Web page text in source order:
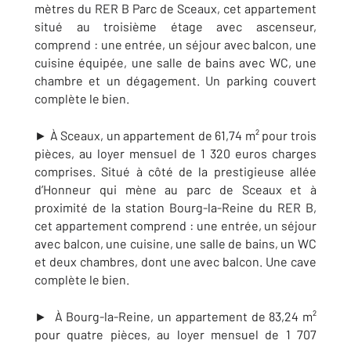
mètres du RER B Parc de Sceaux, cet appartement
situé au troisième étage avec ascenseur,
comprend : une entrée, un séjour avec balcon, une
cuisine équipée, une salle de bains avec WC, une
chambre et un dégagement. Un parking couvert
complète le bien.
► À Sceaux, un appartement de 61,74 m² pour trois
pièces, au loyer mensuel de 1 320 euros charges
comprises. Situé à côté de la prestigieuse allée
d’Honneur qui mène au parc de Sceaux et à
proximité de la station Bourg-la-Reine du RER B,
cet appartement comprend : une entrée, un séjour
avec balcon, une cuisine, une salle de bains, un WC
et deux chambres, dont une avec balcon. Une cave
complète le bien.
►
À Bourg-la-Reine, un appartement de 83,24 m²
pour quatre pièces, au loyer mensuel de 1 707